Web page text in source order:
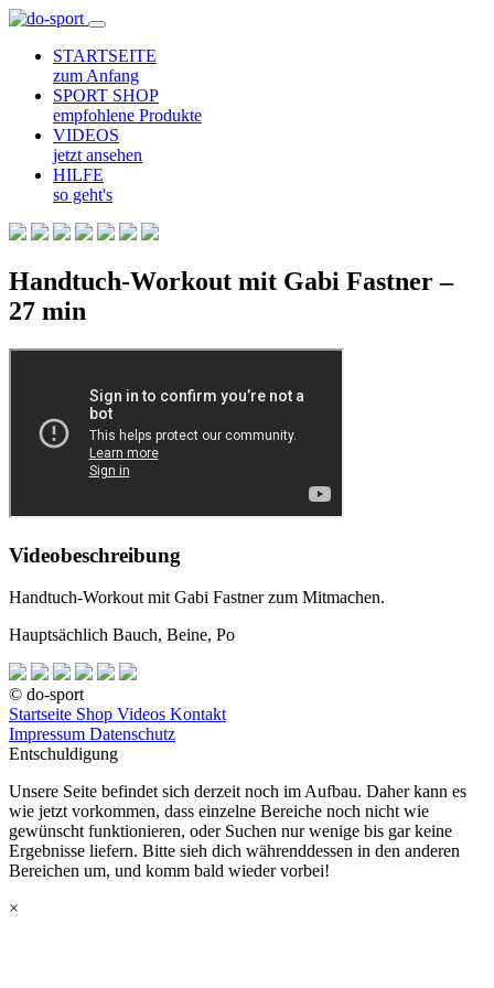
STARTSEITE
zum Anfang
SPORT SHOP
empfohlene Produkte
VIDEOS
jetzt ansehen
HILFE
so geht's
Handtuch-Workout mit Gabi Fastner –
27 min
Videobeschreibung
Handtuch-Workout mit Gabi Fastner zum Mitmachen.
Hauptsächlich Bauch, Beine, Po
© do-sport
Startseite Shop Videos Kontakt
Impressum Datenschutz
Entschuldigung
Unsere Seite befindet sich derzeit noch im Aufbau. Daher kann es
wie jetzt vorkommen, dass einzelne Bereiche noch nicht wie
gewünscht funktionieren, oder Suchen nur wenige bis gar keine
Ergebnisse liefern. Bitte sieh dich währenddessen in den anderen
Bereichen um, und komm bald wieder vorbei!
×